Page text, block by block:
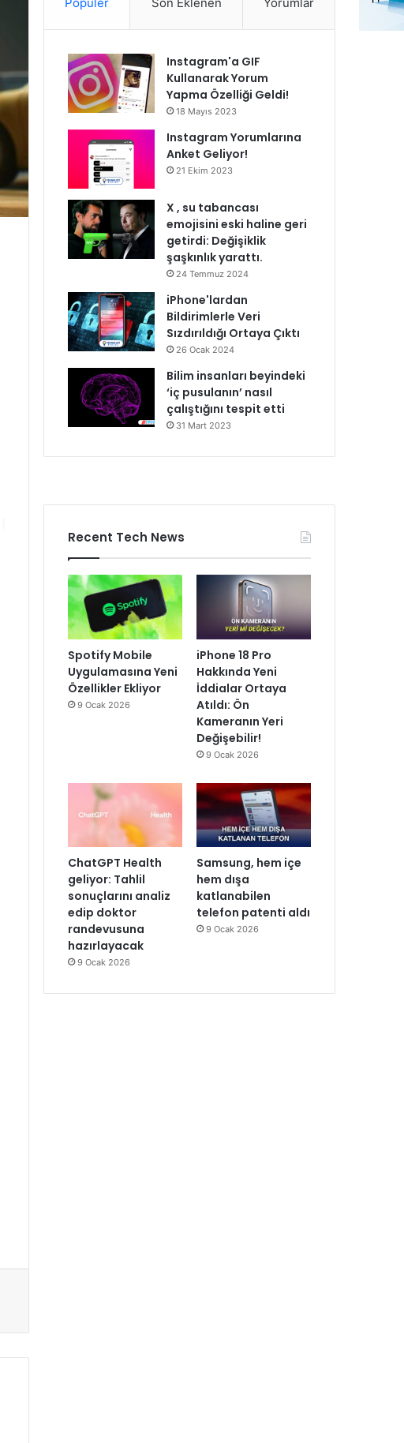
Instagram'a GIF
Kullanarak Yorum
Yapma Özelliği Geldi!
18 Mayıs 2023
Instagram Yorumlarına
Anket Geliyor!
21 Ekim 2023
X , su tabancası
emojisini eski haline geri
getirdi: Değişiklik
şaşkınlık yarattı.
24 Temmuz 2024
iPhone'lardan
Bildirimlerle Veri
Sızdırıldığı Ortaya Çıktı
26 Ocak 2024
Bilim insanları beyindeki
‘iç pusulanın’ nasıl
çalıştığını tespit etti
31 Mart 2023
Recent Tech News
Spotify Mobile
Uygulamasına Yeni
Özellikler Ekliyor
9 Ocak 2026
iPhone 18 Pro
Hakkında Yeni
İddialar Ortaya
Atıldı: Ön
Kameranın Yeri
Değişebilir!
9 Ocak 2026
ChatGPT Health
geliyor: Tahlil
sonuçlarını analiz
edip doktor
randevusuna
hazırlayacak
9 Ocak 2026
Samsung, hem içe
hem dışa
katlanabilen
telefon patenti aldı
9 Ocak 2026